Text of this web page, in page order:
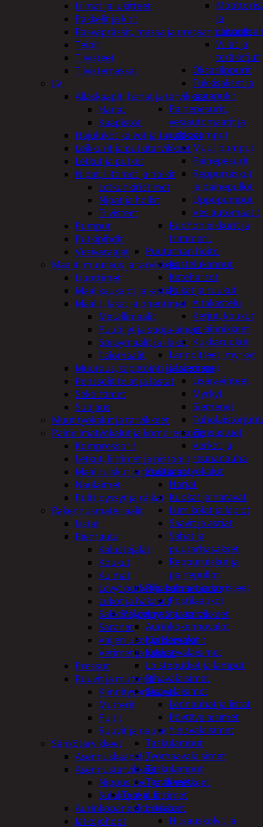
ja
Viilat ja
teräketjut
Oksasilppurit
Tukkisakset ja
sahapukit
Painepesurit,
vesiautomaatit ja
uppopumput
Muut pumput
Painepesurit
Reppuruiskut
ja painepullot
Uppopumput
Vesiautomaatit
Ruohonleikkurit ja
trimmerit
Puutarhan hoito
Kastelukannut
Kateharsot
Kukat ja ruukut
Altakastelu
Ketjut, koukut
ja kiinnikkeet
Kukkaruukut
Lannoitteet, myrkyt
ja siemenet
Lisäravinteet
Myrkyt
Siemenet
Pensastuet
Verkot ja
reunanauha
Puutarhatyökalut
Harjat
Kuokat ja haravat
Lumikolat ja lapiot
Saavit ja astiat
Sahat ja
puutarhasakset
Reppuruiskut ja
painepullot
Pihapatsaat ja koristeet
Postilaatikot
Valaisimet ja lamput
Aurinkokennovalot
Koristevalot
Koristevalaisimet
Loisteputket ja lamput
Pihavalaisimet
Sisävalaisimet
Lednauhat ja listat
Pöytävalaisimet
Yleisvalaisimet
Taskulamput
Työmaavalaisimet
Taskulamput
Tarvikkeet
Työkalut
Hitsaus
Hitsauskolvit ja
Liimat ja lukitteet
Pakkelit ja kitit
Rasvaprässit, massa ja uretaanipistoolit
Teipit
Tiivisteet
Tiivistemassat
LVI
Allaskaapit, hanat ja tarvikkeet
Hanat
Kaapistot
Hajulukot kaivot ja tarvikkeet
Leikkurit ja putkitarvikkeet
Letkut ja putket
Nipat, liittimet ja holkit
Letkunkiristimet
Nipat ja holkit
Tiivisteet
Pumput
Putkipihdit
Vesivaraajat
Maalit, muuraus ja tarvikkeet
Liuottimet
Maalikaukalot ja -astiat
Maalit, lakat ja ohentimet
Metallimaalit
Puuöljyt ja suoja-aineet
Spraymaalit ja -lakat
Talomaalit
Muuraus, tapetointi ja laatoitus
Pensselit telat ja lastat
Sekoittimet
Suojaus
Muut työkalut ja tarvikkeet
Paineilmatyökalut ja kompressorit
Kompressorit
Letkut, liittimet ja pistoolit
Maaliruiskut ja tarvikkeet
Naulaimet
Pulttipyssyt ja räikät
Rakennusmateriaalit
Listat
Pienrauta
Kalustejalat
Koukut
Kulmat
Levyt putket ja kulmaraudat
Lukot ja hakaset
Sakkelit, pylpyrät ja tarvikkeet
Saranat
Vaijerilukot ja klemmarit
Vetimet ja kahvat
Pressut
Ruuvit ja mutterit
Kiinnitysankkurit
Mutterit
Pultit
Ruuvit ja naulat
Sähkötarvikkeet
Asennuskaapelit
Asennustarvikkeet
Nippusiteet ja kiinnikkeet
Sulakkeet ja liittimet
Aurinkopaneelitarvikkeet
Jatkojohdot